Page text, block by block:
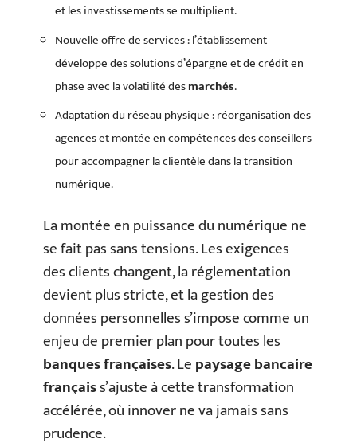
et les investissements se multiplient.
Nouvelle offre de services : l’établissement
développe des solutions d’épargne et de crédit en
phase avec la volatilité desmarchés.
Adaptation du réseau physique : réorganisation des
agences et montée en compétences des conseillers
pour accompagner la clientèle dans la transition
numérique.
La montée en puissance du numérique ne
se fait pas sans tensions. Les exigences
des clients changent, la réglementation
devient plus stricte, et la gestion des
données personnelles s’impose comme un
enjeu de premier plan pour toutes les
banques françaises. Lepaysage bancaire
françaiss’ajuste à cette transformation
accélérée, où innover ne va jamais sans
prudence.